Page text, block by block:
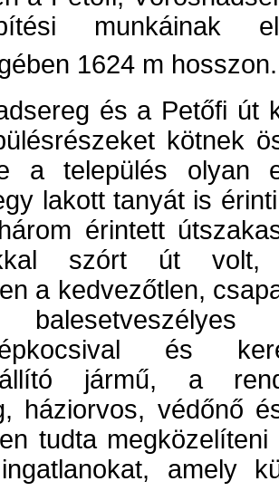
munkáinak
1624 m hosszon.
és a Petőfi út
kötnek
a település olyan
lakott tanyát is
érintett
szórt út volt,
a kedvezőtlen,
és
jármű, a
háziorvos, védőnő
tudta
amely